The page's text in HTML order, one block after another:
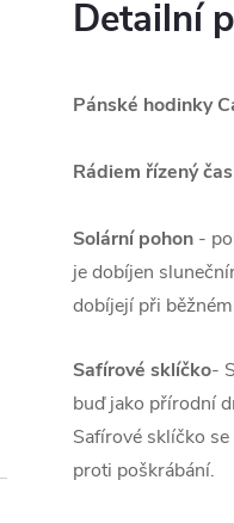
Detailní
Pánské hodinky
Rádiem řízený čas
Solární pohon -
je dobíjen
dobíjejí při
Safírové sklíčko-
buď jako přírodní
Safírové sklíčko
proti poškrábání.